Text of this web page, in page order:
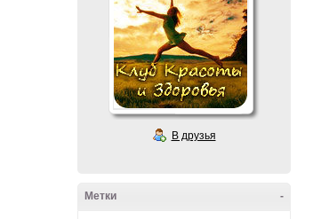
В друзья
-
Метки